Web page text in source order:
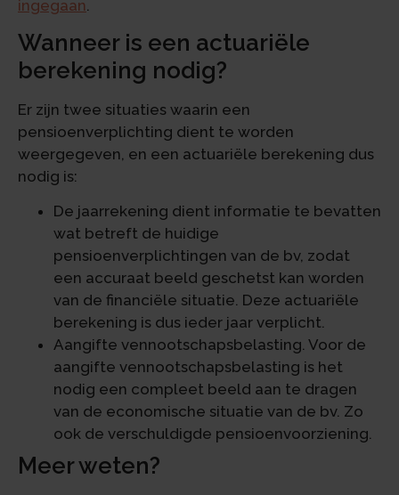
ingegaan
Wanneer is een actuariële
berekening nodig?
Er zijn twee situaties waarin een
pensioenverplichting dient te worden
weergegeven, en een actuariële berekening dus
nodig is:
De jaarrekening dient informatie te bevatten
wat betreft de huidige
pensioenverplichtingen van de bv, zodat
een accuraat beeld geschetst kan worden
van de financiële situatie. Deze actuariële
berekening is dus ieder jaar verplicht.
Aangifte vennootschapsbelasting. Voor de
aangifte vennootschapsbelasting is het
nodig een compleet beeld aan te dragen
van de economische situatie van de bv. Zo
ook de verschuldigde pensioenvoorziening.
Meer weten?